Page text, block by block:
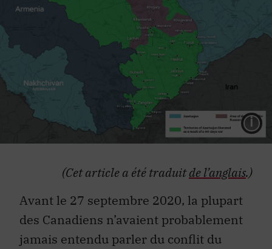
(Cet article a été traduitde l’anglais.)
Avant le 27 septembre 2020, la plupart
des Canadiens n’avaient probablement
jamais entendu parler du conflit du